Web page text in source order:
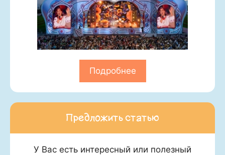
Подробнее
Предложить статью
У Вас есть интересный или полезный